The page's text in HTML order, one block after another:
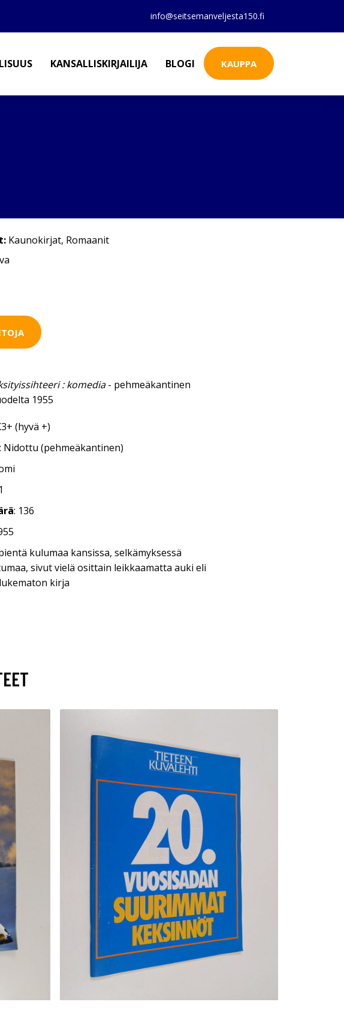
info@seitsemanveljesta150.fi
KANSALLISKIRJAILIJA BLOGI KAUPPA
Kaunokirjat, Romaanit
: komedia- pehmeäkantinen
1955
(hyvä +)
: Nidottu (pehmeäkantinen)
: 136
kulumaa kansissa, selkämyksessä
sivut vielä osittain leikkaamatta auki eli
kirja